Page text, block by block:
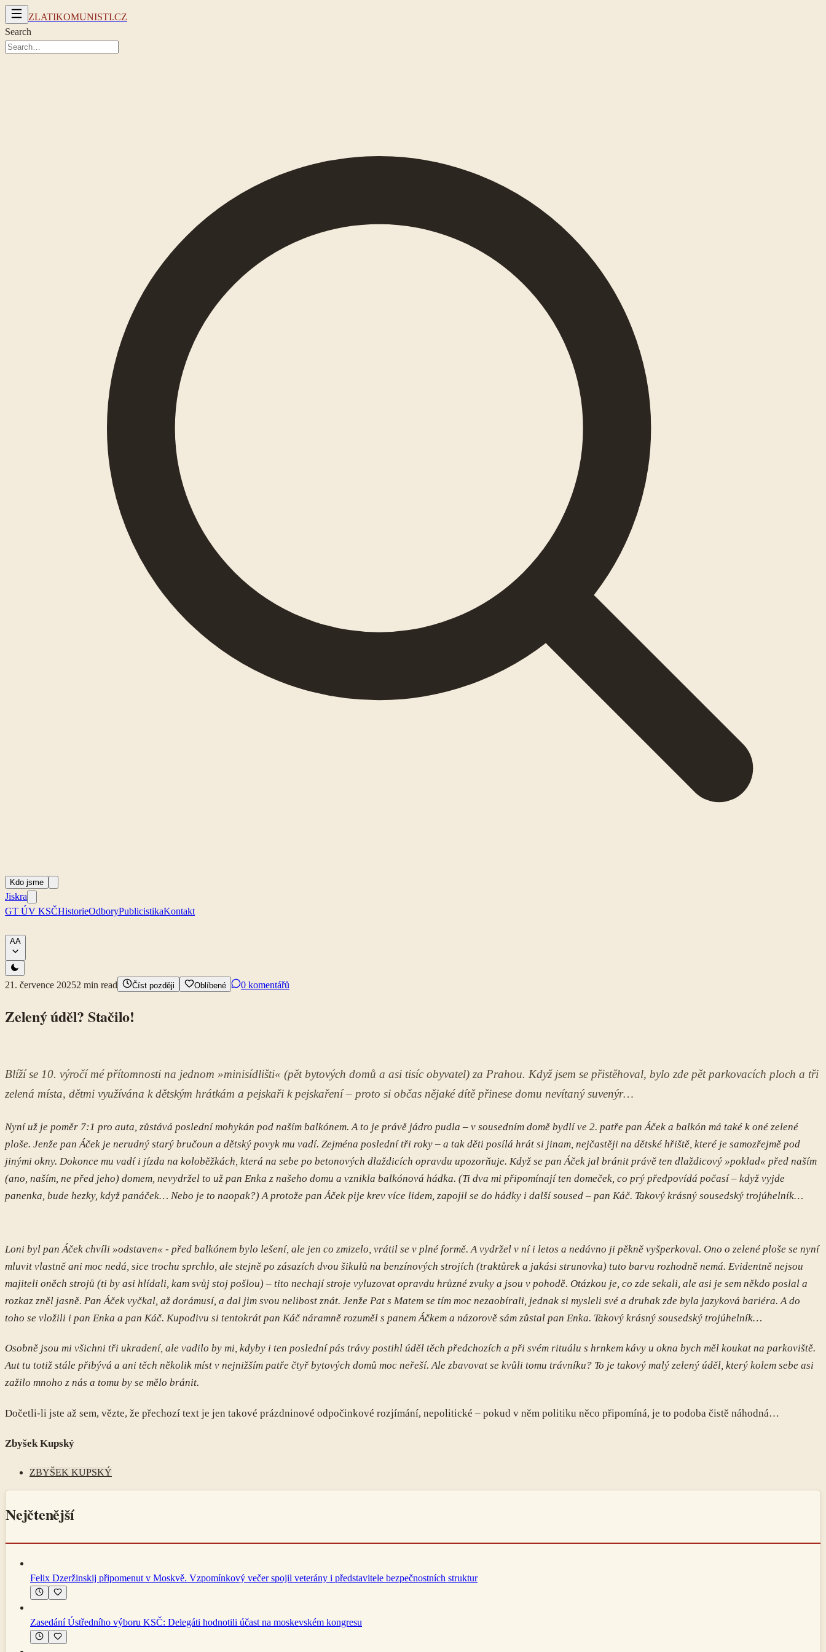
ZLATIKOMUNISTI.CZ
Search
Kdo jsme
Jiskra
GT ÚV KSČHistorieOdboryPublicistikaKontakt
AA
21. července 20252 min read Číst později Oblíbené 0 komentářů
Zelený úděl? Stačilo!
Blíží se 10. výročí mé přítomnosti na jednom »minisídlišti« (pět bytových domů a asi tisíc obyvatel) za Prahou. Když jsem se přistěhoval, bylo zde pět parkovacích ploch a tři
zelená místa, dětmi využívána k dětským hrátkám a pejskaři k pejskaření – proto si občas nějaké dítě přinese domu nevítaný suvenýr…
Nyní už je poměr 7:1 pro auta, zůstává poslední mohykán pod naším balkónem. A to je právě jádro pudla – v sousedním domě bydlí ve 2. patře pan Áček a balkón má také k oné zelené
ploše. Jenže pan Áček je nerudný starý bručoun a dětský povyk mu vadí. Zejména poslední tři roky – a tak děti posílá hrát si jinam, nejčastěji na dětské hřiště, které je samozřejmě pod
jinými okny. Dokonce mu vadí i jízda na koloběžkách, která na sebe po betonových dlaždicích opravdu upozorňuje. Když se pan Áček jal bránit právě ten dlaždicový »poklad« před naším
(ano, naším, ne před jeho) domem, nevydržel to už pan Enka z našeho domu a vznikla balkónová hádka. (Ti dva mi připomínají ten domeček, co prý předpovídá počasí – když vyjde
panenka, bude hezky, když panáček… Nebo je to naopak?) A protože pan Áček pije krev více lidem, zapojil se do hádky i další soused – pan Káč. Takový krásný sousedský trojúhelník…
Loni byl pan Áček chvíli »odstaven« - před balkónem bylo lešení, ale jen co zmizelo, vrátil se v plné formě. A vydržel v ní i letos a nedávno ji pěkně vyšperkoval. Ono o zelené ploše se nyní
mluvit vlastně ani moc nedá, sice trochu sprchlo, ale stejně po zásazích dvou šikulů na benzínových strojích (traktůrek a jakási strunovka) tuto barvu rozhodně nemá. Evidentně nejsou
majiteli oněch strojů (ti by asi hlídali, kam svůj stoj pošlou) – tito nechají stroje vyluzovat opravdu hrůzné zvuky a jsou v pohodě. Otázkou je, co zde sekali, ale asi je sem někdo poslal a
rozkaz zněl jasně. Pan Áček vyčkal, až dorámusí, a dal jim svou nelibost znát. Jenže Pat s Matem se tím moc nezaobírali, jednak si mysleli své a druhak zde byla jazyková bariéra. A do
toho se vložili i pan Enka a pan Káč. Kupodivu si tentokrát pan Káč náramně rozuměl s panem Áčkem a názorově sám zůstal pan Enka. Takový krásný sousedský trojúhelník…
Osobně jsou mi všichni tři ukradení, ale vadilo by mi, kdyby i ten poslední pás trávy postihl úděl těch předchozích a při svém rituálu s hrnkem kávy u okna bych měl koukat na parkoviště.
Aut tu totiž stále přibývá a ani těch několik míst v nejnižším patře čtyř bytových domů moc neřeší. Ale zbavovat se kvůli tomu trávníku? To je takový malý zelený úděl, který kolem sebe asi
zažilo mnoho z nás a tomu by se mělo bránit.
Dočetli-li jste až sem, vězte, že přechozí text je jen takové prázdninové odpočinkové rozjímání, nepolitické – pokud v něm politiku něco připomíná, je to podoba čistě náhodná…
Zbyšek Kupský
ZBYŠEK KUPSKÝ
Nejčtenější
Felix Dzeržinskij připomenut v Moskvě. Vzpomínkový večer spojil veterány i představitele bezpečnostních struktur
Zasedání Ústředního výboru KSČ: Delegáti hodnotili účast na moskevském kongresu